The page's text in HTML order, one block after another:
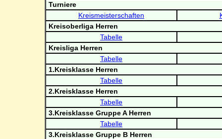
Turniere
Kreismeisterschaften
Kreisoberliga Herren
Tabelle
Kreisliga Herren
Tabelle
1.Kreisklasse Herren
Tabelle
2.Kreisklasse Herren
Tabelle
3.Kreisklasse Gruppe A Herren
Tabelle
3.Kreisklasse Gruppe B Herren